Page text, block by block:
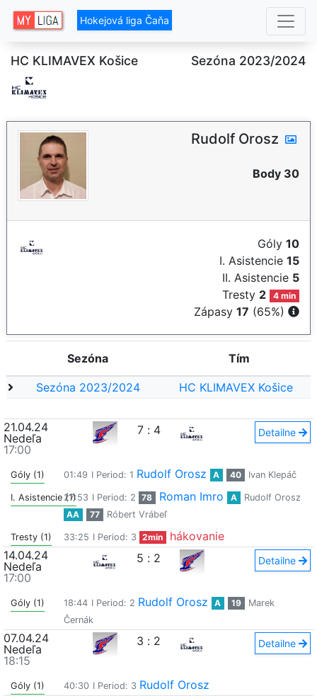
Hokejová liga Čaňa
HC KLIMAVEX Košice Sezóna 2023/2024
Rudolf Orosz
Body 30
Góly 10
I. Asistencie 15
II. Asistencie 5
Tresty 2 4 min
Zápasy 17 (65%)
Sezóna Tím
Sezóna 2023/2024 HC KLIMAVEX Košice
21.04.24
Nedeľa
17:00
7 : 4 Detailne
Góly (1) 01:49 I Period: 1 Rudolf Orosz A 40 Ivan Klepáč
I. Asistencie (1)27:53 I Period: 2 78 Roman Imro A
Rudolf Orosz
AA
77 Róbert Vrábeľ
Tresty (1) 33:25 I Period: 3 2min
hákovanie
14.04.24
Nedeľa
17:00
5 : 2 Detailne
Góly (1) 18:44 I Period: 2 Rudolf Orosz A 19
Marek
Černák
07.04.24
Nedeľa
18:15
3 : 2 Detailne
Góly (1) 40:30 I Period: 3 Rudolf Orosz